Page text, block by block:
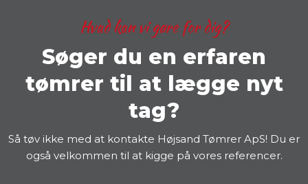
Hvad kan vi gøre for dig?
Søger du en erfaren
tømrer til at lægge nyt
tag?
Så tøv ikke med at kontakte Højsand Tømrer ApS! Du er
også velkommen til at kigge på vores referencer.​